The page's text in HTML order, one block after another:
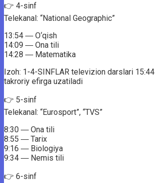
👉 4-sinf
Telekanal: “National Geographic”
13:54 ― O‘qish
14:09 ― Ona tili
14:28 ― Matematika
Izoh: 1-4-SINFLAR televizion darslari
takroriy efirga uzatiladi
👉 5-sinf
Telekanal: “Eurosport”, “TVS”
8:30 ― Ona tili
8:55 ― Tarix
9:16 ― Biologiya
9:34 ― Nemis tili
👉 6-sinf